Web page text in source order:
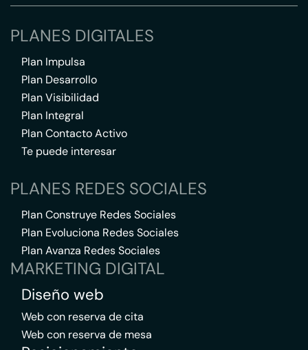
PLANES DIGITALES
Plan Impulsa
Plan Desarrollo
Plan Visibilidad
Plan Integral
Plan Contacto Activo
Te puede interesar
PLANES REDES SOCIALES
Plan Construye Redes Sociales
Plan Evoluciona Redes Sociales
Plan Avanza Redes Sociales
MARKETING DIGITAL
Diseño web
Web con reserva de cita
Web con reserva de mesa